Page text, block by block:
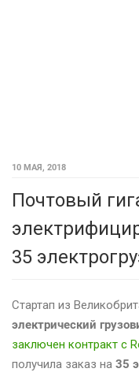
10 МАЯ, 2018
Почтовый
35
Стартап из
электрический
заключен контракт с
получила заказ на 35